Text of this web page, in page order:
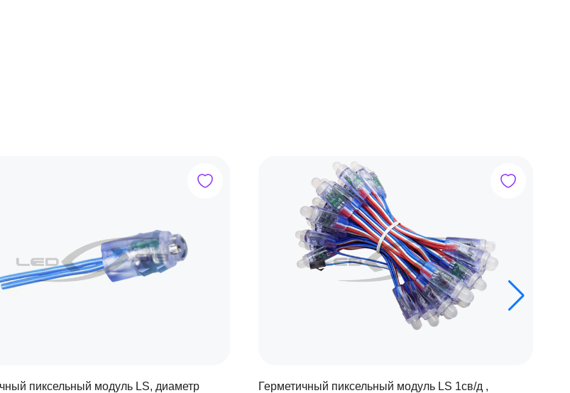
пиксельный модуль LS, диаметр
Герметичный пиксельный модуль LS 1св/д ,